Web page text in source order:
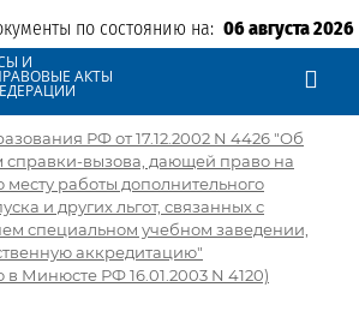
по состоянию на: 06 августа 2026
И
АКТЫ
РФ от 17.12.2002 N 4426 "Об
вызова, дающей право на
месту работы дополнительного
и других льгот, связанных с
специальном учебном заведении,
аккредитацию"
в Минюсте РФ 16.01.2003 N 4120)